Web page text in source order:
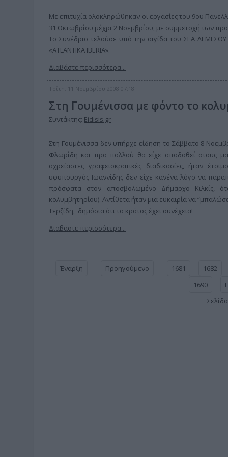
Με επιτυχία ολοκληρώθηκαν οι εργασίες του 9ου
31 Οκτωβρίου μέχρι 2 Νοεμβρίου, με συμμετοχή των
Το Συνέδριο τελούσε υπό την αιγίδα του ΣΕΑ ΛΕΜΕΣΟΥ
«ATLANTIKA IBERIA».
Διαβάστε περισσότερα...
Τρίτη, 11 Νοεμβρίου 2008 07:18
Στη Γουμένισσα με φόντο το
Συντάκτης: Eidisis.gr
Στη Γουμένισσα δεν υπήρχε είδηση το Σάββατο 8
Φλωρίδη και προ πολλού θα είχε αποδοθεί στους
αχρείαστες γραφειοκρατικές διαδικασίες, ήταν
υφυπουργός Ιωαννίδης δεν είχε κανένα λόγο να
πρόσφατα στον αποσβολωμένο Δήμαρχο Κιλκίς,
κολυμβητηρίου). Αντίθετα ήταν μια ευκαιρία να
Τερζίδη, δημόσια ότι το κράτος έχει συνέχεια!
Διαβάστε περισσότερα...
Έναρξη Προηγούμενο 1681 1682
1690